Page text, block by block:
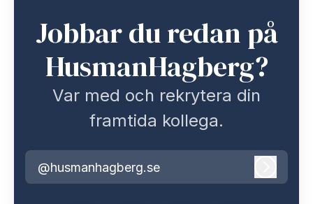
Jobbar du redan på
HusmanHagberg?
Var med och rekrytera din
framtida kollega.
@husmanhagberg.se